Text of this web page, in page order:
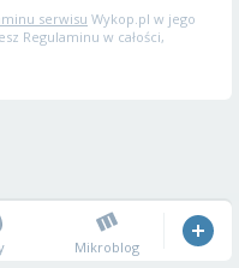
serwisu Wykop.pl w jego
Regulaminu w całości,
Mikroblog